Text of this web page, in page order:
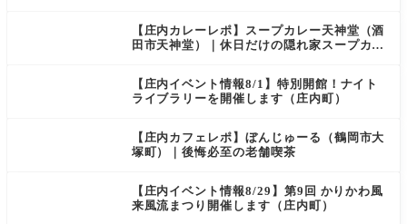
【庄内カレーレポ】スープカレー天神堂（酒
田市天神堂）｜休日だけの隠れ家スープカレ
【庄内イベント情報8/1】特別開館！ナイト
ライブラリーを開催します（庄内町）
【庄内カフェレポ】ぼんじゅーる（鶴岡市大
塚町）｜後悔必至の老舗喫茶
【庄内イベント情報8/29】第9回 かりかわ風
来風流まつり開催します（庄内町）